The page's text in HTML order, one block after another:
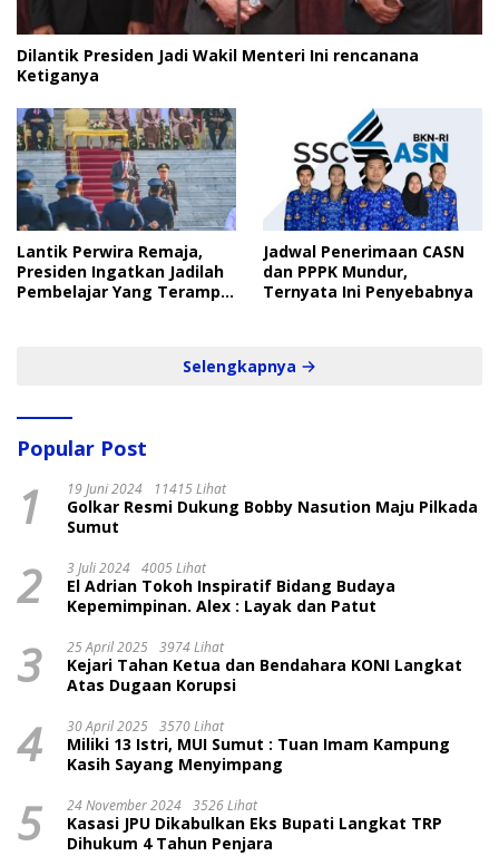
Dilantik Presiden Jadi Wakil Menteri Ini rencanana
Ketiganya
Lantik Perwira Remaja,
Presiden Ingatkan Jadilah
Pembelajar Yang Terampil
Jadwal Penerimaan CASN
dan PPPK Mundur,
Ternyata Ini Penyebabnya
Selengkapnya
Popular Post
1 19 Juni 2024 11415 Lihat
Golkar Resmi Dukung Bobby Nasution Maju Pilkada
Sumut
2 3 Juli 2024 4005 Lihat
El Adrian Tokoh Inspiratif Bidang Budaya
Kepemimpinan. Alex : Layak dan Patut
3 25 April 2025 3974 Lihat
Kejari Tahan Ketua dan Bendahara KONI Langkat
Atas Dugaan Korupsi
4 30 April 2025 3570 Lihat
Miliki 13 Istri, MUI Sumut : Tuan Imam Kampung
Kasih Sayang Menyimpang
5 24 November 2024 3526 Lihat
Kasasi JPU Dikabulkan Eks Bupati Langkat TRP
Dihukum 4 Tahun Penjara